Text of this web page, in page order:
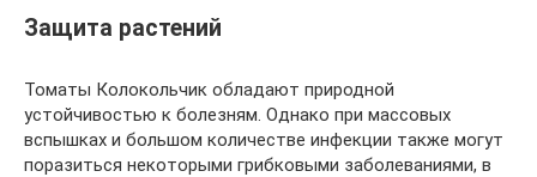
Защита растений
Томаты Колокольчик обладают природной
устойчивостью к болезням. Однако при массовых
вспышках и большом количестве инфекции также могут
поразиться некоторыми грибковыми заболеваниями, в